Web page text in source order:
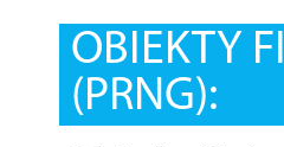
OBIEKTY
(PRNG):